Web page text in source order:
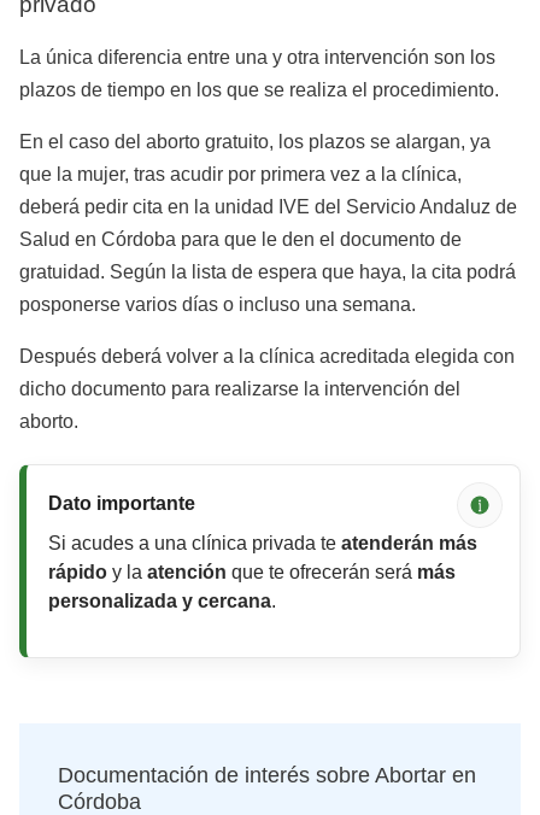
La única diferencia entre una y otra intervención son los
plazos de tiempo en los que se realiza el procedimiento.
En el caso del aborto gratuito, los plazos se alargan, ya
que la mujer, tras acudir por primera vez a la clínica,
deberá pedir cita en la unidad IVE del Servicio Andaluz de
Salud en Córdoba para que le den el documento de
gratuidad. Según la lista de espera que haya, la cita podrá
posponerse varios días o incluso una semana.
Después deberá volver a la clínica acreditada elegida con
dicho documento para realizarse la intervención del
aborto.
Si acudes a una clínica privada te atenderán más
rápido y la atención que te ofrecerán será más
personalizada y cercana.
Dato importante
Documentación de interés sobre Abortar en
Córdoba